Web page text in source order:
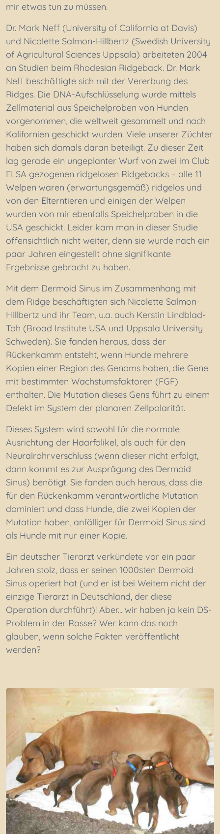
mir etwas tun zu müssen.
Dr. Mark Neff (University of California at Davis)
und Nicolette Salmon-Hillbertz (Swedish University
of Agricultural Sciences Uppsala) arbeiteten 2004
an Studien beim Rhodesian Ridgeback. Dr. Mark
Neff beschäftigte sich mit der Vererbung des
Ridges. Die DNA-Aufschlüsselung wurde mittels
Zellmaterial aus Speichelproben von Hunden
vorgenommen, die weltweit gesammelt und nach
Kalifornien geschickt wurden. Viele unserer Züchter
haben sich damals daran beteiligt. Zu dieser Zeit
lag gerade ein ungeplanter Wurf von zwei im Club
ELSA gezogenen ridgelosen Ridgebacks – alle 11
Welpen waren (erwartungsgemäß) ridgelos und
von den Elterntieren und einigen der Welpen
wurden von mir ebenfalls Speichelproben in die
USA geschickt. Leider kam man in dieser Studie
offensichtlich nicht weiter, denn sie wurde nach ein
paar Jahren eingestellt ohne signifikante
Ergebnisse gebracht zu haben.
Mit dem Dermoid Sinus im Zusammenhang mit
dem Ridge beschäftigten sich Nicolette Salmon-
Hillbertz und ihr Team, u.a. auch Kerstin Lindblad-
Toh (Broad Institute USA und Uppsala University
Schweden). Sie fanden heraus, dass der
Rückenkamm entsteht, wenn Hunde mehrere
Kopien einer Region des Genoms haben, die Gene
mit bestimmten Wachstumsfaktoren (FGF)
enthalten. Die Mutation dieses Gens führt zu einem
Defekt im System der planaren Zellpolarität.
Dieses System wird sowohl für die normale
Ausrichtung der Haarfolikel, als auch für den
Neuralrohrverschluss (wenn dieser nicht erfolgt,
dann kommt es zur Ausprägung des Dermoid
Sinus) benötigt. Sie fanden auch heraus, dass die
für den Rückenkamm verantwortliche Mutation
dominiert und dass Hunde, die zwei Kopien der
Mutation haben, anfälliger für Dermoid Sinus sind
als Hunde mit nur einer Kopie.
Ein deutscher Tierarzt verkündete vor ein paar
Jahren stolz, dass er seinen 1000sten Dermoid
Sinus operiert hat (und er ist bei Weitem nicht der
einzige Tierarzt in Deutschland, der diese
Operation durchführt)! Aber... wir haben ja kein DS-
Problem in der Rasse? Wer kann das noch
glauben, wenn solche Fakten veröffentlicht
werden?